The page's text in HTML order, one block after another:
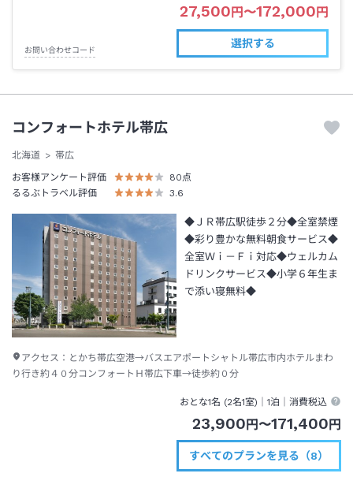
27,500円〜172,000円
お問い合わせコード
選択する
コンフォートホテル帯広
北海道
帯広
お客様アンケート評価
80点
るるぶトラベル評価
3.6
◆ＪＲ帯広駅徒歩２分◆全室禁煙
◆彩り豊かな無料朝食サービス◆
全室Ｗｉ－Ｆｉ対応◆ウェルカム
ドリンクサービス◆小学６年生ま
で添い寝無料◆
アクセス： とかち帯広空港→バスエアポートシャトル帯広市内ホテルまわ
り行き約４０分コンフォートＨ帯広下車→徒歩約０分
おとな1名 (2名1室)｜1泊 ｜消費税込
23,900円〜171,400円
すべてのプランを見る（8）